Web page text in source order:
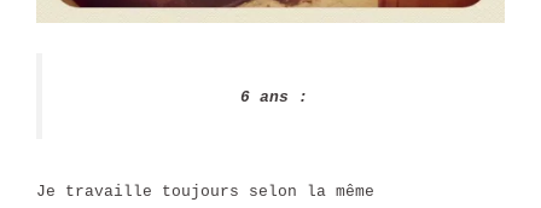
6 ans :
Je travaille toujours selon la même